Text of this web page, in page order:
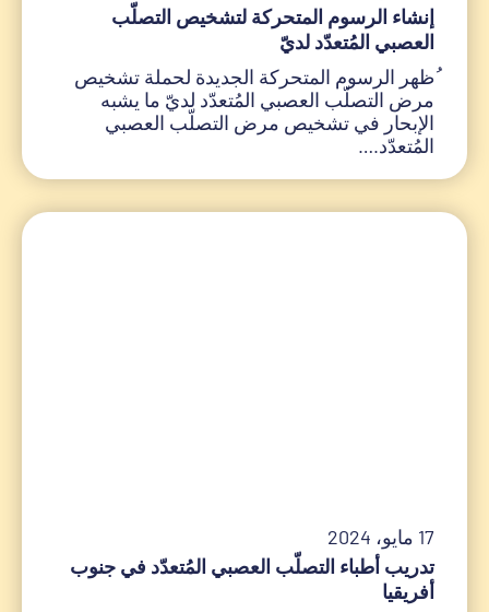
إنشاء الرسوم المتحركة لتشخيص التصلّب
العصبي المُتعدّد لديّ
ُظهر الرسوم المتحركة الجديدة لحملة تشخيص
مرض التصلّب العصبي المُتعدّد لديّ ما يشبه
الإبحار في تشخيص مرض التصلّب العصبي
المُتعدّد.…
تدريب أطباء التصلّب العصبي المُتعدّد في جنوب
أفريقيا
17 مايو، 2024